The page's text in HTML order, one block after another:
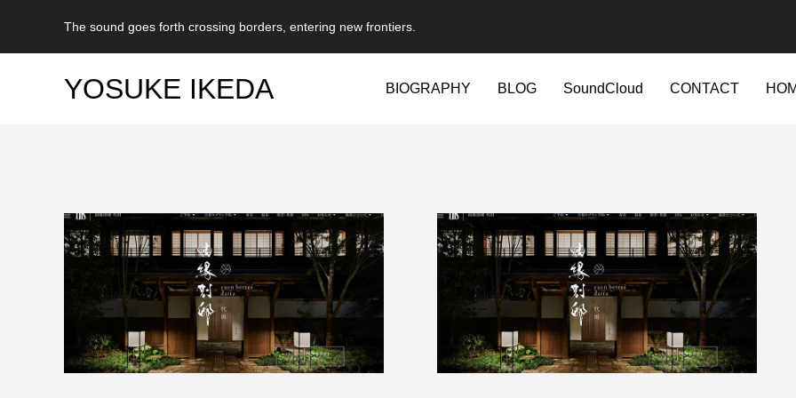
The sound goes forth crossing borders, entering new frontiers.
YOSUKE IKEDA BIOGRAPHY BLOG SoundCloud CONTACT